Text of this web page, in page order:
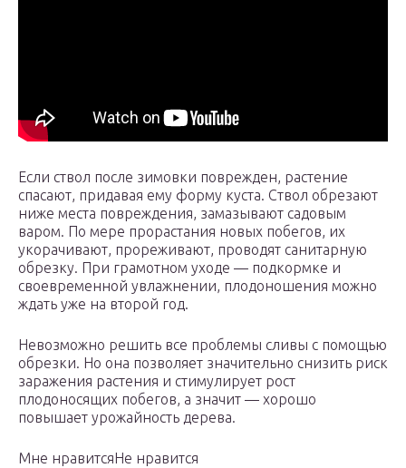
Если ствол после зимовки поврежден, растение
спасают, придавая ему форму куста. Ствол обрезают
ниже места повреждения, замазывают садовым
варом. По мере прорастания новых побегов, их
укорачивают, прореживают, проводят санитарную
обрезку. При грамотном уходе — подкормке и
своевременной увлажнении, плодоношения можно
ждать уже на второй год.
Невозможно решить все проблемы сливы с помощью
обрезки. Но она позволяет значительно снизить риск
заражения растения и стимулирует рост
плодоносящих побегов, а значит — хорошо
повышает урожайность дерева.
Мне нравитсяНе нравится